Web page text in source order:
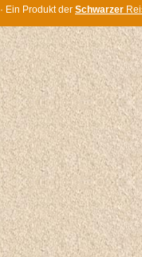
· Ein Produkt der Schwarzer